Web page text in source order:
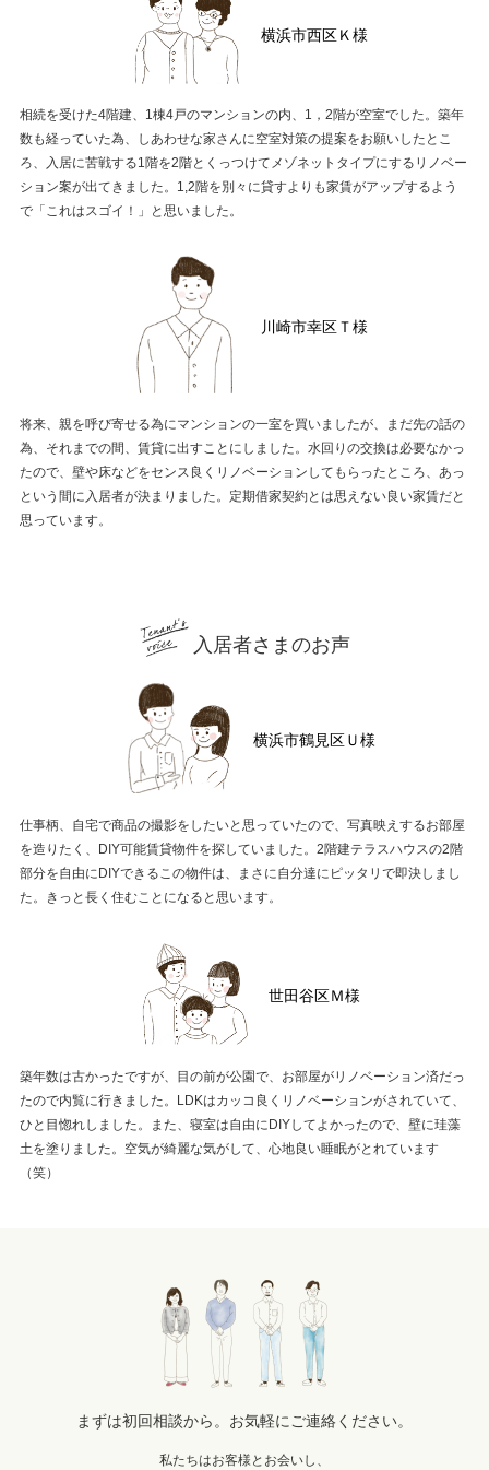
横浜市西区Ｋ様
相続を受けた4階建、1棟4戸のマンションの内、1，2階が空室でした。築年
数も経っていた為、しあわせな家さんに空室対策の提案をお願いしたとこ
ろ、入居に苦戦する1階を2階とくっつけてメゾネットタイプにするリノベー
ション案が出てきました。1,2階を別々に貸すよりも家賃がアップするよう
で「これはスゴイ！」と思いました。
川崎市幸区Ｔ様
将来、親を呼び寄せる為にマンションの一室を買いましたが、まだ先の話の
為、それまでの間、賃貸に出すことにしました。水回りの交換は必要なかっ
たので、壁や床などをセンス良くリノベーションしてもらったところ、あっ
という間に入居者が決まりました。定期借家契約とは思えない良い家賃だと
思っています。
入居者さまのお声
横浜市鶴見区Ｕ様
仕事柄、自宅で商品の撮影をしたいと思っていたので、写真映えするお部屋
を造りたく、DIY可能賃貸物件を探していました。2階建テラスハウスの2階
部分を自由にDIYできるこの物件は、まさに自分達にピッタリで即決しまし
た。きっと長く住むことになると思います。
世田谷区Ｍ様
築年数は古かったですが、目の前が公園で、お部屋がリノベーション済だっ
たので内覧に行きました。LDKはカッコ良くリノベーションがされていて、
ひと目惚れしました。また、寝室は自由にDIYしてよかったので、壁に珪藻
土を塗りました。空気が綺麗な気がして、心地良い睡眠がとれています
（笑）
まずは初回相談から。お気軽にご連絡ください。
私たちはお客様とお会いし、